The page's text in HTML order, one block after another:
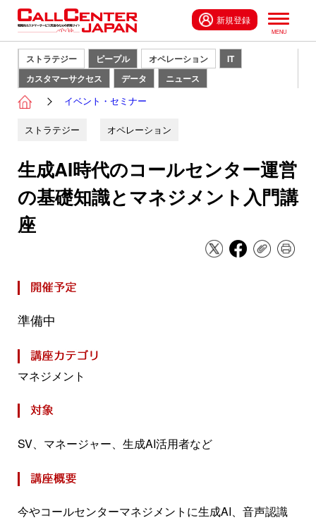
新規登録
ストラテジー ピープル オペレーション
IT
カスタマーサクセス
データ ニュース
イベント・セミナー
ストラテジー オペレーション
生成AI時代のコールセンター運営
の基礎知識とマネジメント入門講
座
準備中
マネジメント
SV、マネージャー、生成AI活用者など
今やコールセンターマネジメントに生成AI、音声認識